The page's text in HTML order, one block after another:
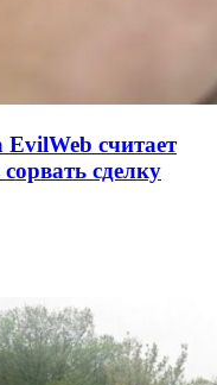
EvilWeb считает
сделку